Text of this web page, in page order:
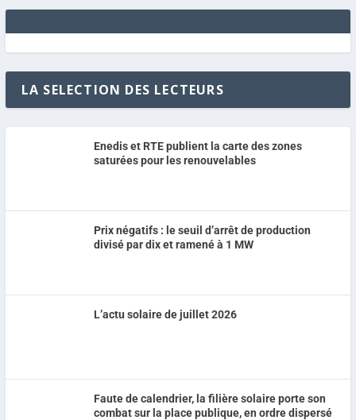
LA SELECTION DES LECTEURS
Enedis et RTE publient la carte des zones
saturées pour les renouvelables
Prix négatifs : le seuil d’arrêt de production
divisé par dix et ramené à 1 MW
L’actu solaire de juillet 2026
Faute de calendrier, la filière solaire porte son
combat sur la place publique, en ordre dispersé